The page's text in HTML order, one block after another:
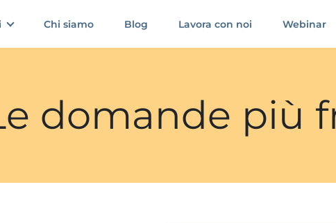
Chi siamo Blog Lavora con noi Webinar
domande più